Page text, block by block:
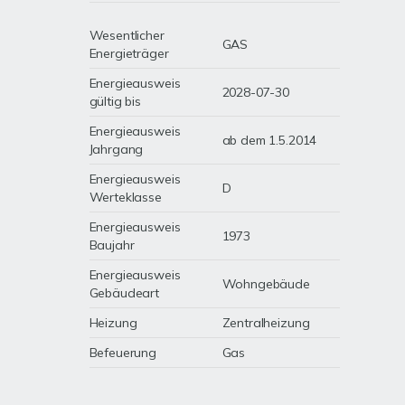
Wesentlicher
Energieträger
GAS
Energieausweis
gültig bis
2028-07-30
Energieausweis
Jahrgang
ab dem 1.5.2014
Energieausweis
Werteklasse
D
Energieausweis
Baujahr
1973
Energieausweis
Gebäudeart
Wohngebäude
Heizung
Zentralheizung
Befeuerung
Gas